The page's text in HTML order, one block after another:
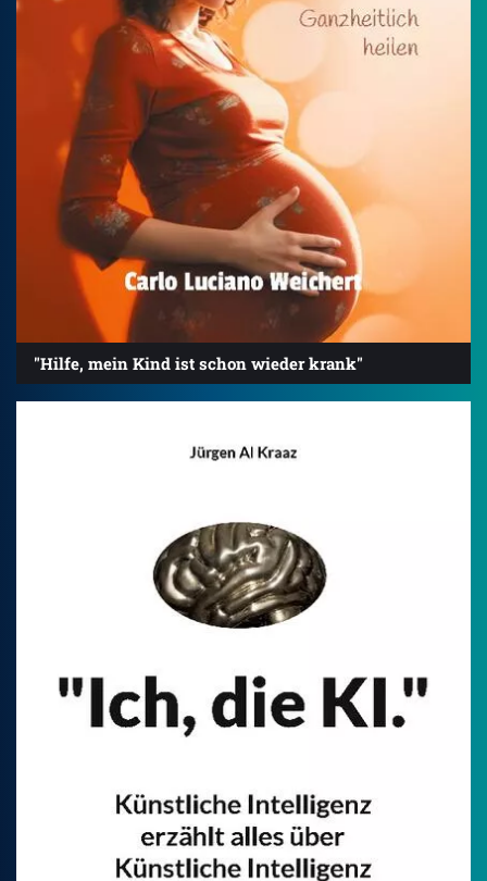
"Hilfe, mein Kind ist schon wieder krank"